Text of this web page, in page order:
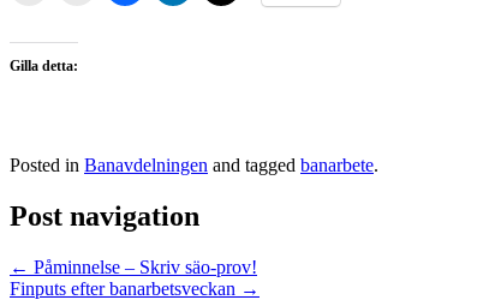
Gilla detta:
Posted in Banavdelningen and tagged banarbete.
Post navigation
← Påminnelse – Skriv säo-prov!
Finputs efter banarbetsveckan →